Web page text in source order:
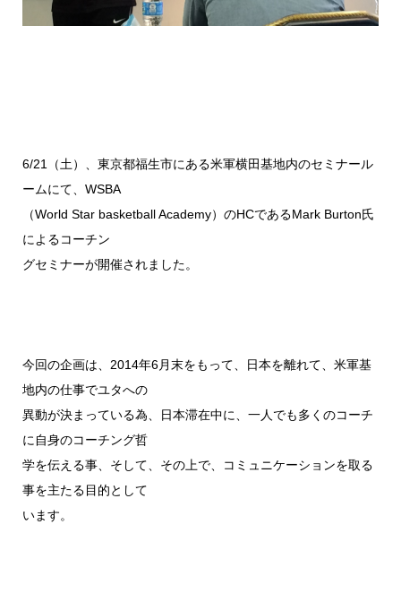
6/21（土）、東京都福生市にある米軍横田基地内のセミナール
ームにて、WSBA
（World Star basketball Academy）のHCであるMark Burton氏
によるコーチン
グセミナーが開催されました。
今回の企画は、2014年6月末をもって、日本を離れて、米軍基
地内の仕事でユタへの
異動が決まっている為、日本滞在中に、一人でも多くのコーチ
に自身のコーチング哲
学を伝える事、そして、その上で、コミュニケーションを取る
事を主たる目的として
います。